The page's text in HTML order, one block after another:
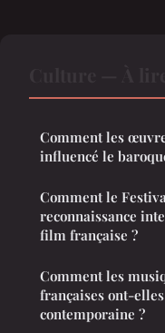
Comment les
influencé le
Comment le
reconnaissance
film française ?
Comment les
françaises ont-
contemporaine ?